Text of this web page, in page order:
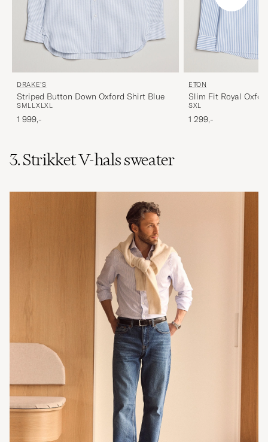
DRAKE'S
Striped Button Down Oxford Shirt Blue
SML L XLXL
1 999,-
ETON
Slim Fit Royal
Down Light Blue
SXL
1 299,-
3. Strikket V-hals sweater